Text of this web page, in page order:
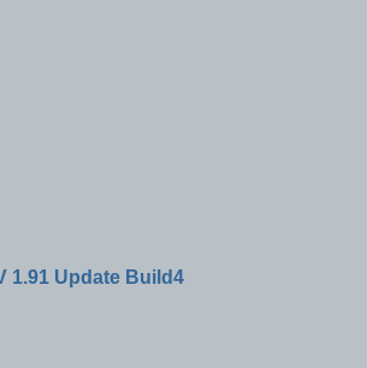
1.91 Update Build4